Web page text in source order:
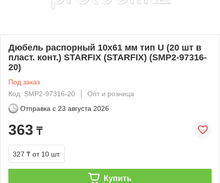
Дюбель распорный 10х61 мм тип U (20 шт в
пласт. конт.) STARFIX (STARFIX) (SMP2-97316-
20)
Под заказ
Код: SMP2-97316-20
Опт и розница
Отправка с 23 августа 2026
363 ₸
327 ₸ от 10 шт.
Купить